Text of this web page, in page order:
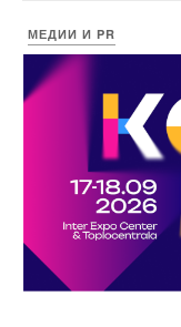
МЕДИИ И PR